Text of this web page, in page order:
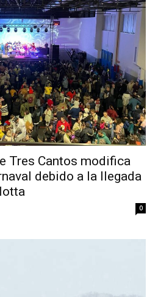
Tres Cantos modifica
debido a la llegada
0